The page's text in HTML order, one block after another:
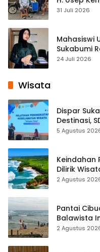
Cisaat
31 Juli 2026
Mahasiswi
Sukabumi
24 Juli 2026
Wisata
Dispar
Destinasi,
hingga
5 Agustus
Keindahan
Dilirik
2 Agustus
Pantai
Balawista
Waspada
2 Agustus